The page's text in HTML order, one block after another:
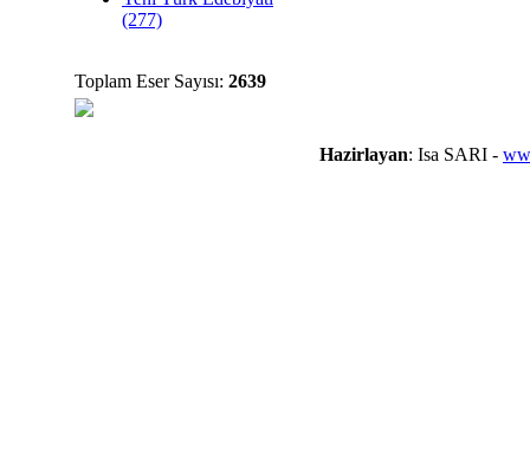
(277)
Toplam Eser Sayısı: 2639
Hazirlayan: Isa SARI -